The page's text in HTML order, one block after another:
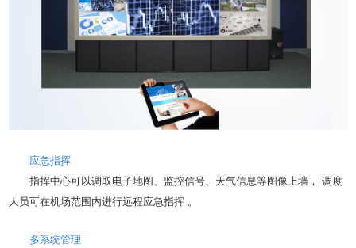
应急指挥
指挥中心可以调取电子地图、监控信号、天气信息等图像上墙， 调度
人员可在机场范围内进行远程应急指挥 。
多系统管理